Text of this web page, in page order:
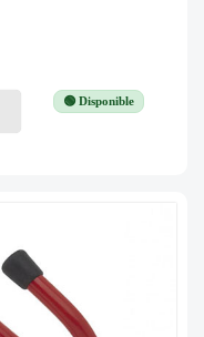
🟢 Disponible